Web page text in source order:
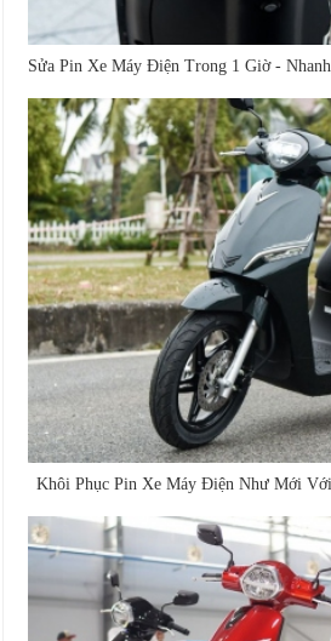
Sửa Pin Xe Máy Điện Trong 1 Giờ -
Khôi Phục Pin Xe Máy Điện Như Mới